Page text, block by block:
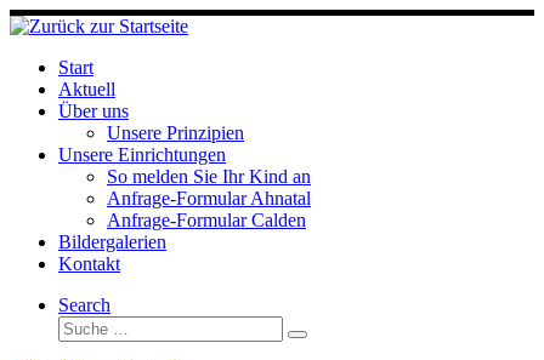
Skip
to
contentStart
Aktuell
Über uns
Unsere Prinzipien
Unsere Einrichtungen
So melden Sie Ihr Kind an
Anfrage-Formular Ahnatal
Anfrage-Formular Calden
Bildergalerien
Kontakt
Search
Suche
Suche